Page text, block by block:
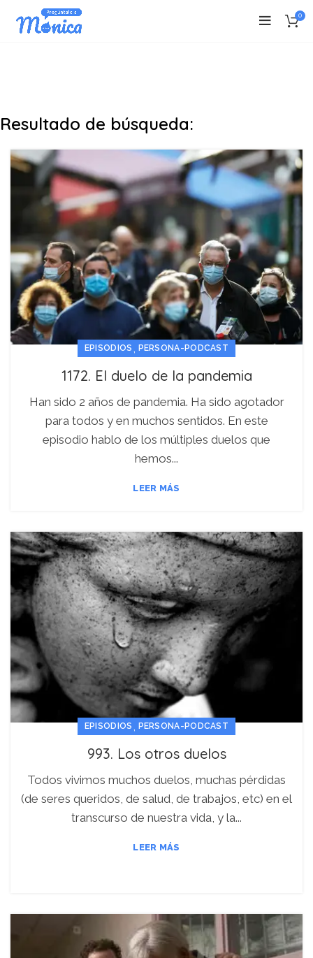
0
Resultado de búsqueda:
EPISODIOS , PERSONA-PODCAST
1172. El duelo de la pandemia
Han sido 2 años de pandemia. Ha sido agotador
para todos y en muchos sentidos. En este
episodio hablo de los múltiples duelos que
hemos...
LEER MÁS
EPISODIOS , PERSONA-PODCAST
993. Los otros duelos
Todos vivimos muchos duelos, muchas pérdidas
(de seres queridos, de salud, de trabajos, etc) en el
transcurso de nuestra vida, y la...
LEER MÁS